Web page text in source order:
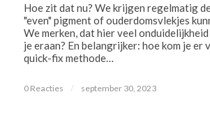
Hoe zit dat nu? We krijgen regelmatig
"even" pigment of ouderdomsvlekjes
We merken, dat hier veel
je eraan? En belangrijker: hoe kom je er
quick-fix methode…
0 Reacties / september 30, 2023